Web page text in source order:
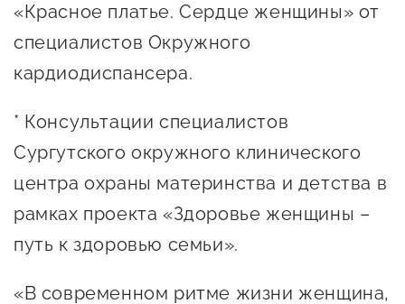
«Красное платье. Сердце женщины» от
специалистов Окружного
кардиодиспансера.
* Консультации специалистов
Сургутского окружного клинического
центра охраны материнства и детства в
рамках проекта «Здоровье женщины –
путь к здоровью семьи».
«В современном ритме жизни женщина,